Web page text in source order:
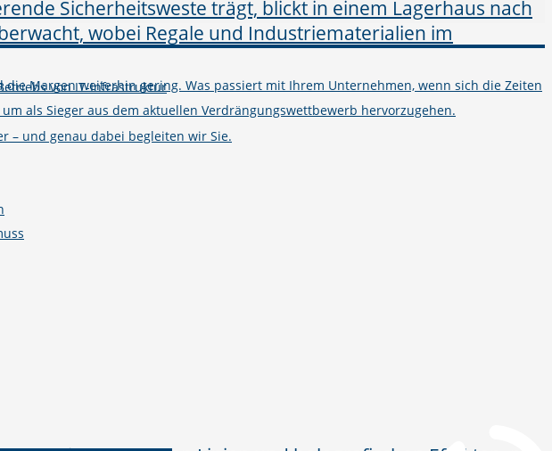
Margen weiterhin gering. Was passiert mit Ihrem Unternehmen, wenn sich die Zeiten
als Sieger aus dem aktuellen Verdrängungswettbewerb hervorzugehen.
von IT-Infrastruktur
– und genau dabei begleiten wir Sie.